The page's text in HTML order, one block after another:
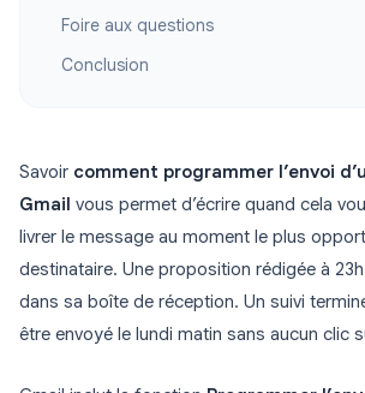
Foire aux questions
Conclusion
Savoir comment programmer l’envoi
Gmail vous permet d’écrire quand cela
livrer le message au moment le plus
destinataire. Une proposition rédigée à
dans sa boîte de réception. Un suivi
être envoyé le lundi matin sans aucun clic